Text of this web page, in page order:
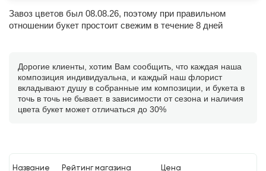
Завоз цветов был 08.08.26, поэтому при правильном
отношении букет простоит свежим в течение 8 дней
Дорогие клиенты, хотим Вам сообщить, что каждая наша
композиция индивидуальна, и каждый наш флорист
вкладывают душу в собранные им композиции, и букета в
точь в точь не бывает. в зависимости от сезона и наличия
цвета букет может отличаться до 30%
Название Рейтинг магазина Цена